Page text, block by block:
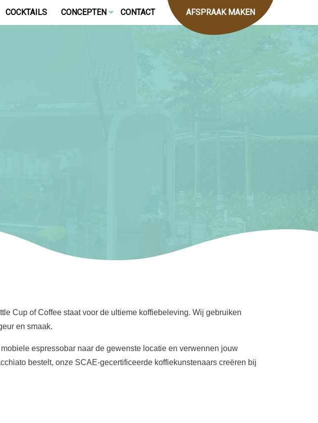
COCKTAILS CONCEPTEN CONTACT AFSPRAAK MAKEN
Cup of Coffee staat voor de ultieme koffiebeleving. Wij gebruiken
en smaak.
espressobar naar de gewenste locatie en verwennen jouw
bestelt, onze SCAE-gecertificeerde koffiekunstenaars creëren bij